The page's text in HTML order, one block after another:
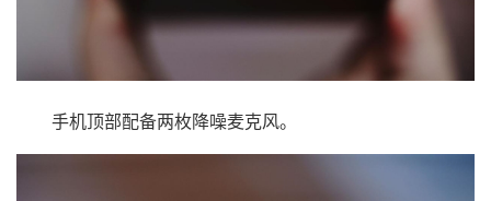
手机顶部配备两枚降噪麦克风。